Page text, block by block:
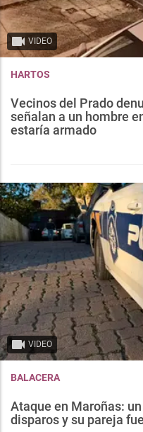
VIDEO
HARTOS
Vecinos del Prado
señalan a un hombre
estaría armado
VIDEO
BALACERA
Ataque en Maroñas:
disparos y su pareja